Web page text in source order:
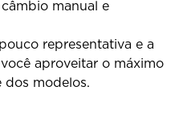
manual e
representativa e a
aproveitar o máximo
modelos.